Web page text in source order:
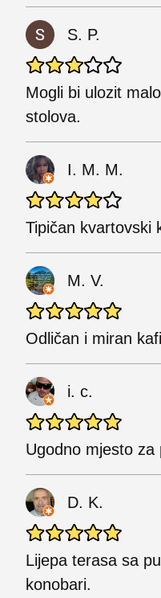
S. P.
Mogli bi ulozit
stolova.
I. M. M.
Tipičan kvartovski
M. V.
Odličan i miran
i. c.
Ugodno mjesto
D. K.
Lijepa terasa sa
konobari.